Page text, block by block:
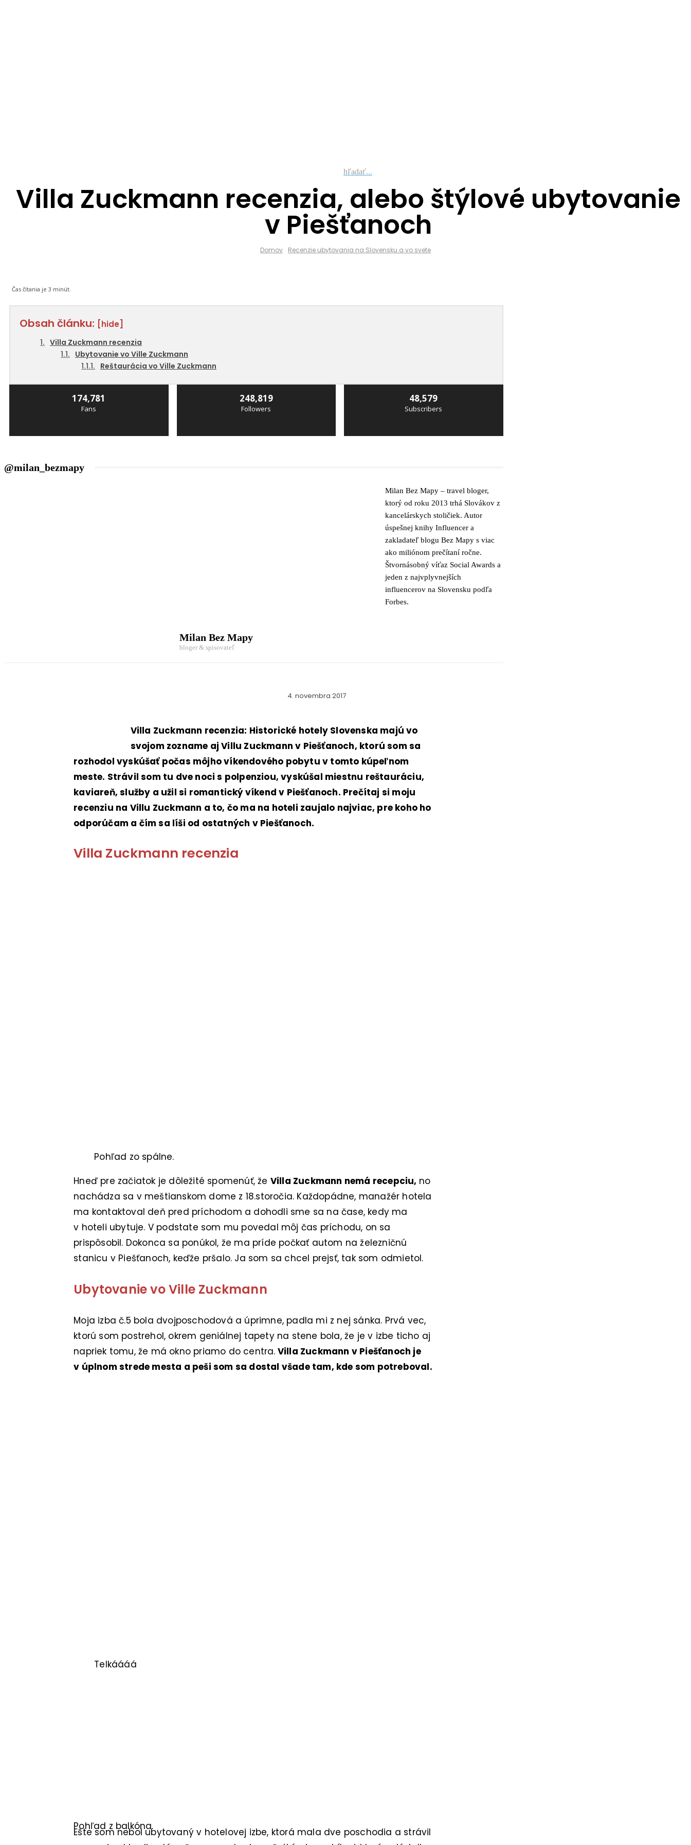
hľadať...
Villa Zuckmann recenzia, alebo štýlové ubytovanie
v Piešťanoch
Domov Recenzie ubytovania na Slovensku a vo svete
Čas čítania je 3 minút.
Obsah článku: [hide]
Villa Zuckmann recenzia
Ubytovanie vo Ville Zuckmann
Reštaurácia vo Ville Zuckmann
174,781
Fans
248,819
Followers
48,579
Subscribers
@milan_bezmapy
Milan Bez Mapy – travel bloger,
ktorý od roku 2013 trhá Slovákov z
kancelárskych stoličiek. Autor
úspešnej knihy Influencer a
zakladateľ blogu Bez Mapy s viac
ako miliónom prečítaní ročne.
Štvornásobný víťaz Social Awards a
jeden z najvplyvnejších
influencerov na Slovensku podľa
Forbes.
Milan Bez Mapy
bloger & spisovateľ
4. novembra 2017
Villa Zuckmann recenzia: Historické hotely Slovenska majú vo
svojom zozname aj Villu Zuckmann v Piešťanoch, ktorú som sa
rozhodol vyskúšať počas môjho víkendového pobytu v tomto kúpeľnom
meste. Strávil som tu dve noci s polpenziou, vyskúšal miestnu reštauráciu,
kaviareň, služby a užil si romantický víkend v Piešťanoch. Prečítaj si moju
recenziu na Villu Zuckmann a to, čo ma na hoteli zaujalo najviac, pre koho ho
odporúčam a čím sa líši od ostatných v Piešťanoch.
Villa Zuckmann recenzia
Pohľad zo spálne.
Hneď pre začiatok je dôležité spomenúť, že Villa Zuckmann nemá recepciu, no
nachádza sa v meštianskom dome z 18.storočia. Každopádne, manažér hotela
ma kontaktoval deň pred príchodom a dohodli sme sa na čase, kedy ma
v hoteli ubytuje. V podstate som mu povedal môj čas príchodu, on sa
prispôsobil. Dokonca sa ponúkol, že ma príde počkať autom na železničnú
stanicu v Piešťanoch, keďže pršalo. Ja som sa chcel prejsť, tak som odmietol.
Ubytovanie vo Ville Zuckmann
Moja izba č.5 bola dvojposchodová a úprimne, padla mi z nej sánka. Prvá vec,
ktorú som postrehol, okrem geniálnej tapety na stene bola, že je v izbe ticho aj
napriek tomu, že má okno priamo do centra. Villa Zuckmann v Piešťanoch je
v úplnom strede mesta a peši som sa dostal všade tam, kde som potreboval.
Telkáááá
Pohľad z balkóna.
Ešte som nebol ubytovaný v hotelovej izbe, ktorá mala dve poschodia a strávil